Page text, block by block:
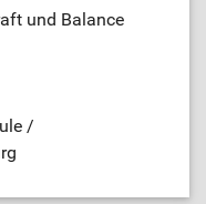
und Balance
/